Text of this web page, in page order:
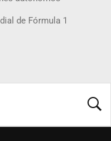
de Fórmula 1